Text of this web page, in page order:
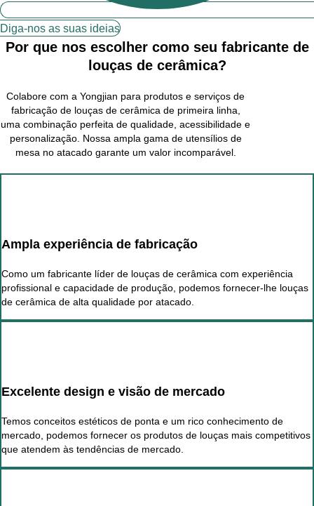
Diga-nos as suas ideias
Por que nos escolher como seu fabricante de
louças de cerâmica?
Colabore com a Yongjian para produtos e serviços de
fabricação de louças de cerâmica de primeira linha,
uma combinação perfeita de qualidade, acessibilidade e
personalização. Nossa ampla gama de utensílios de
mesa no atacado garante um valor incomparável.
Ampla experiência de fabricação
Como um fabricante líder de louças de cerâmica com experiência
profissional e capacidade de produção, podemos fornecer-lhe louças
de cerâmica de alta qualidade por atacado.
Excelente design e visão de mercado
Temos conceitos estéticos de ponta e um rico conhecimento de
mercado, podemos fornecer os produtos de louças mais competitivos
que atendem às tendências de mercado.